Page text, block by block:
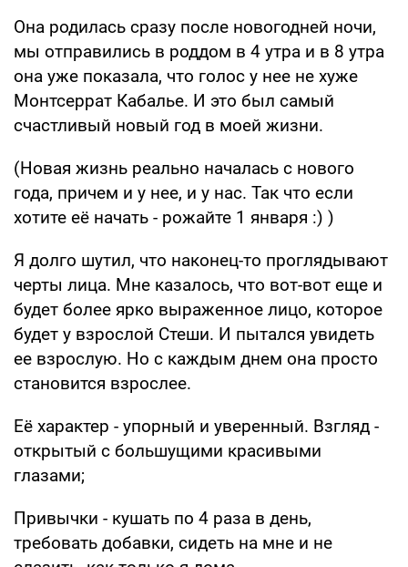
Она родилась сразу после новогодней ночи,
мы отправились в роддом в 4 утра и в 8 утра
она уже показала, что голос у нее не хуже
Монтсеррат Кабалье. И это был самый
счастливый новый год в моей жизни.
(Новая жизнь реально началась с нового
года, причем и у нее, и у нас. Так что если
хотите её начать - рожайте 1 января :) )
Я долго шутил, что наконец-то проглядывают
черты лица. Мне казалось, что вот-вот еще и
будет более ярко выраженное лицо, которое
будет у взрослой Стеши. И пытался увидеть
ее взрослую. Но с каждым днем она просто
становится взрослее.
Её характер - упорный и уверенный. Взгляд -
открытый с большущими красивыми
глазами;
Привычки - кушать по 4 раза в день,
требовать добавки, сидеть на мне и не